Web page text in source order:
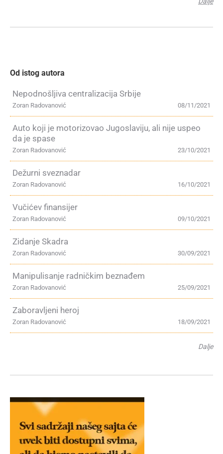
Od istog autora
Nepodnošljiva centralizacija Srbije
08/11/2021
Zoran Radovanović
Auto koji je motorizovao Jugoslaviju, ali nije uspeo
da je spase
23/10/2021
Zoran Radovanović
Dežurni sveznadar
16/10/2021
Zoran Radovanović
Vučićev finansijer
09/10/2021
Zoran Radovanović
Zidanje Skadra
30/09/2021
Zoran Radovanović
Manipulisanje radničkim beznađem
25/09/2021
Zoran Radovanović
Zaboravljeni heroj
18/09/2021
Zoran Radovanović
Dalje